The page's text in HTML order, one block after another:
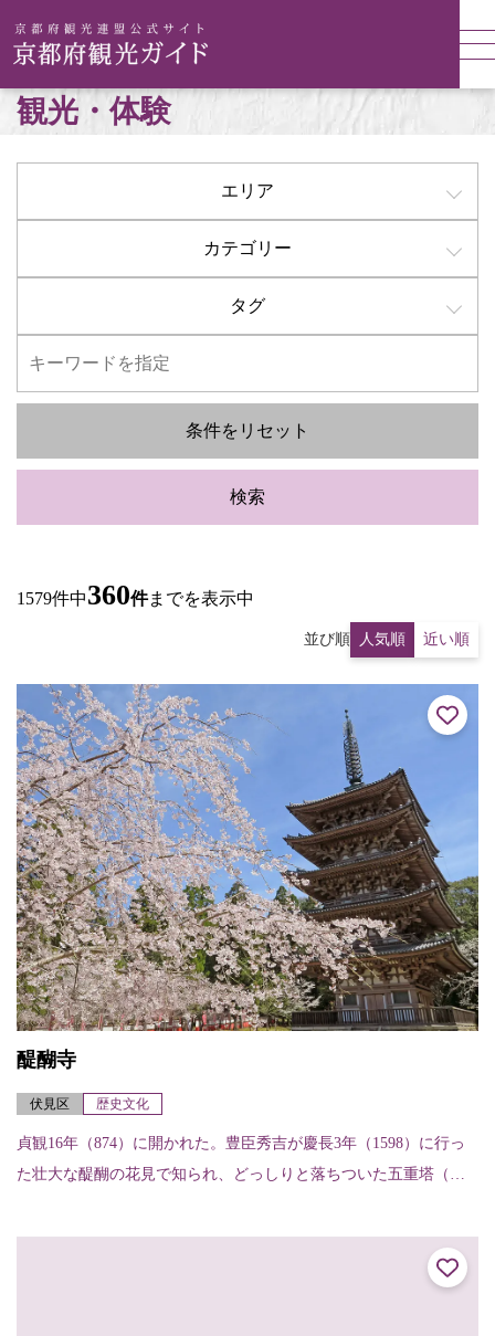
観光・体験
エリア
カテゴリー
タグ
条件をリセット
検索
1579件中360件までを表示中
並び順 人気順 近い順
醍醐寺
伏見区 歴史文化
貞観16年（874）に開かれた。豊臣秀吉が慶長3年（1598）に行っ
た壮大な醍醐の花見で知られ、どっしりと落ちついた五重塔（国
堂（国...